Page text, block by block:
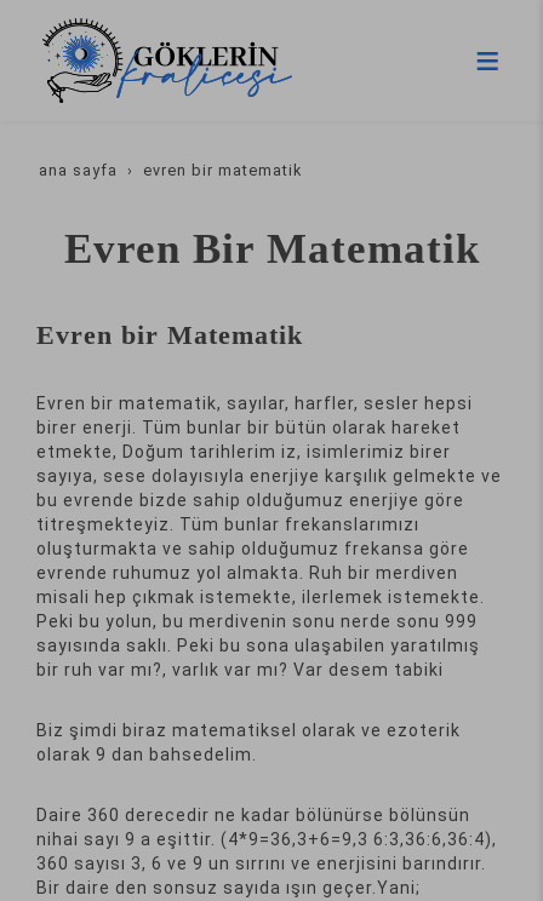
ana sayfa evren bir matematik
Evren Bir Matematik
Evren bir Matematik
Evren bir matematik, sayılar, harfler, sesler hepsi
birer enerji. Tüm bunlar bir bütün olarak hareket
etmekte, Doğum tarihlerim iz, isimlerimiz birer
sayıya, sese dolayısıyla enerjiye karşılık gelmekte ve
bu evrende bizde sahip olduğumuz enerjiye göre
titreşmekteyiz. Tüm bunlar frekanslarımızı
oluşturmakta ve sahip olduğumuz frekansa göre
evrende ruhumuz yol almakta. Ruh bir merdiven
misali hep çıkmak istemekte, ilerlemek istemekte.
Peki bu yolun, bu merdivenin sonu nerde sonu 999
sayısında saklı. Peki bu sona ulaşabilen yaratılmış
bir ruh var mı?, varlık var mı? Var desem tabiki
Biz şimdi biraz matematiksel olarak ve ezoterik
olarak 9 dan bahsedelim.
Daire 360 derecedir ne kadar bölünürse bölünsün
nihai sayı 9 a eşittir. (4*9=36,3+6=9,3 6:3,36:6,36:4),
360 sayısı 3, 6 ve 9 un sırrını ve enerjisini barındırır.
Bir daire den sonsuz sayıda ışın geçer.Yani;